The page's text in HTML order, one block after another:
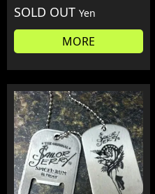
SOLD OUT Yen
MORE